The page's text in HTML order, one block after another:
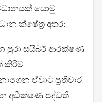
යොමු
ක්ෂේත්‍ර අතර:
පුරා සයිබර් ආරක්ෂණ
කිරීම
ඒවාට ප්‍රතිචාර
අධීක්ෂණ පද්ධති